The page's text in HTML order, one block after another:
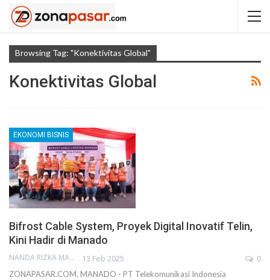
Browsing Tag: "Konektivitas Global"
Konektivitas Global
EKONOMI BISNIS
Bifrost Cable System, Proyek Digital Inovatif Telin,
Kini Hadir di Manado
NANDA RIZKA MAHENDRA 13 Feb 2025 0
ZONAPASAR.COM, MANADO - PT Telekomunikasi Indonesia